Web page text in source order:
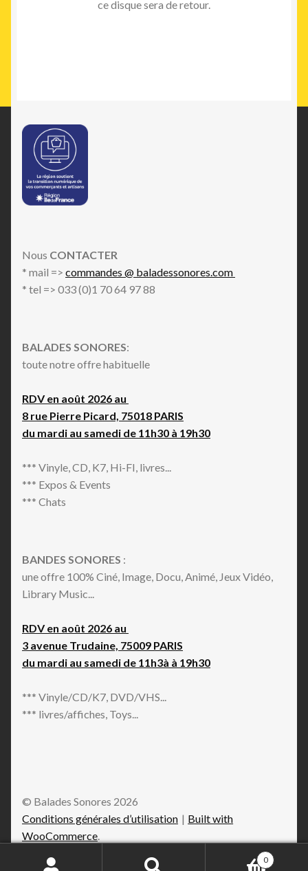
ce disque sera de retour.
Nous CONTACTER
* mail => commandes @ baladessonores.com
* tel => 033 (0)1 70 64 97 88
BALADES SONORES:
toute notre offre habituelle
RDV en août 2026 au
8 rue Pierre Picard, 75018 PARIS
du mardi au samedi de 11h30 à 19h30
*** Vinyle, CD, K7, Hi-FI, livres...
*** Expos & Events
*** Chats
BANDES SONORES :
une offre 100% Ciné, Image, Docu, Animé, Jeux Vidéo,
Library Music...
RDV en août 2026 au
3 avenue Trudaine, 75009 PARIS
du mardi au samedi de 11h3à à 19h30
*** Vinyle/CD/K7, DVD/VHS...
*** livres/affiches, Toys...
© Balades Sonores 2026
Conditions générales d’utilisation
Built with
WooCommerce
0